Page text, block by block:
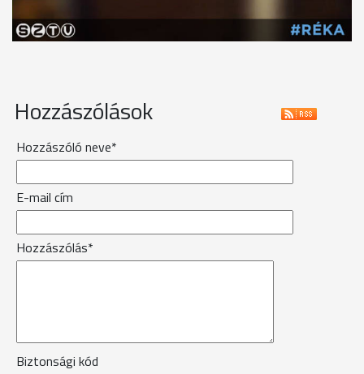
Hozzászólások
Hozzászóló neve*
E-mail cím
Hozzászólás*
Biztonsági kód